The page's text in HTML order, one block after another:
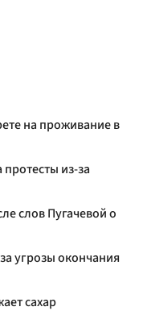
на проживание в
из-за
слов Пугачевой о
угрозы окончания
сахар